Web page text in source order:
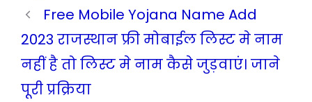
Free Mobile Yojana Name Add
2023 राजस्थान फ्री मोबाईल लिस्ट मे नाम
नहीं है तो लिस्ट मे नाम कैसे जुड़वाएं। जाने
पूरी प्रक्रिया